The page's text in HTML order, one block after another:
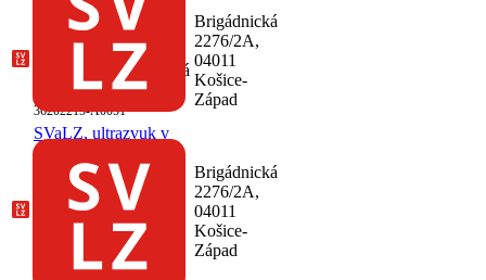
SVaLZ, funkčná
diagnostika, Košice-
Západ, (Poliklinika
Terasa s.r.o.)(Funkčná
diagnostika) 68-
36202215-A0051
Brigádnická
2276/2A,
04011
Košice-
Západ
SVaLZ, ultrazvuk v
gynekológii a
pôrodníctve, Košice-
Západ, (Poliklinika
Terasa s.r.o.)
(Ultrazvuk v
gynekológii a
pôrodníctve) 68-
Brigádnická
2276/2A,
04011
Košice-
Západ